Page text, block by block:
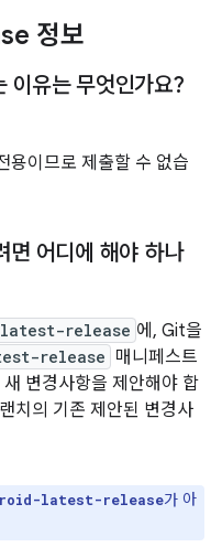
정보
유는 무엇인가요?
용이므로 제출할 수 없습
면 어디에 해야 하나
release 에, Git을
release 매니페스트
변경사항을 제안해야 합
치의 기존 제안된 변경사
latest-release가 아